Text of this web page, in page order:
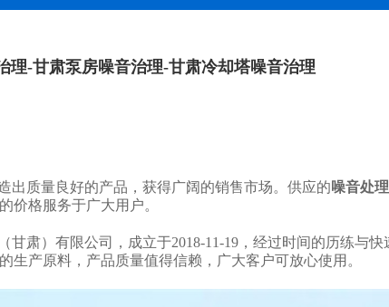
理-甘肃泵房噪音治理-甘肃冷却塔噪音治理
出质量良好的产品，获得广阔的销售市场。供应的噪音处理
价格服务于广大用户。
肃）有限公司，成立于2018-11-19，经过时间的历练与
产原料，产品质量值得信赖，广大客户可放心使用。